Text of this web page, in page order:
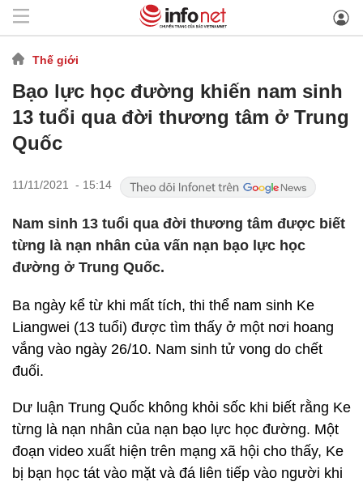
Thế giới
Bạo lực học đường khiến nam sinh
13 tuổi qua đời thương tâm ở Trung
Quốc
11/11/2021 - 15:14
Nam sinh 13 tuổi qua đời thương tâm được biết
từng là nạn nhân của vấn nạn bạo lực học
đường ở Trung Quốc.
Ba ngày kể từ khi mất tích, thi thể nam sinh Ke
Liangwei (13 tuổi) được tìm thấy ở một nơi hoang
vắng vào ngày 26/10. Nam sinh tử vong do chết
đuối.
Dư luận Trung Quốc không khỏi sốc khi biết rằng Ke
từng là nạn nhân của nạn bạo lực học đường. Một
đoạn video xuất hiện trên mạng xã hội cho thấy, Ke
bị bạn học tát vào mặt và đá liên tiếp vào người khi